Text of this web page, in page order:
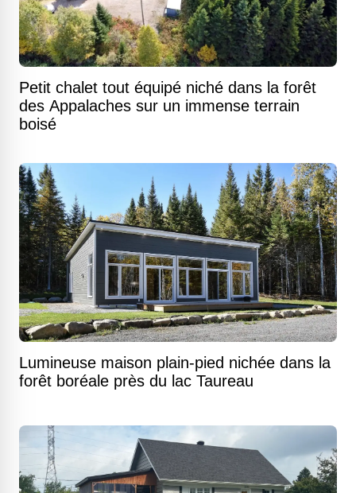
Petit chalet tout équipé niché dans la forêt
des Appalaches sur un immense terrain
boisé
Lumineuse maison plain-pied nichée dans la
forêt boréale près du lac Taureau